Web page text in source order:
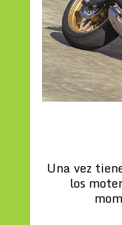
Una vez
los